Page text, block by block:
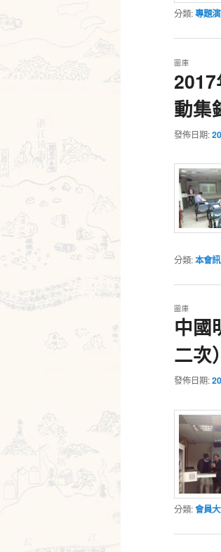
分類:專題
動集
圖庫
發佈日期:
分類:本會
中國
二次
圖庫
發佈日期:
分類:會員